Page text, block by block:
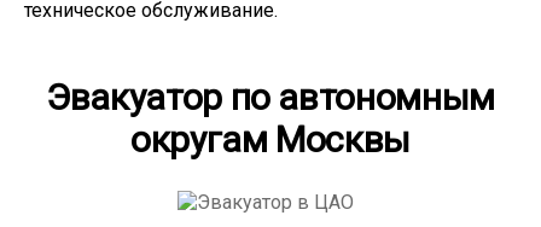
техническое обслуживание.
Эвакуатор по автономным
округам Москвы